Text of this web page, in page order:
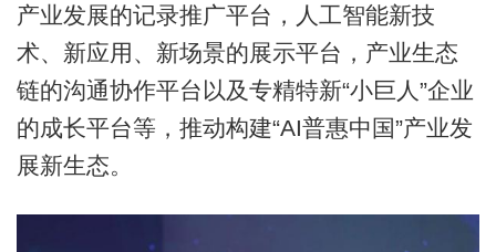
产业发展的记录推广平台，人工智能新技
术、新应用、新场景的展示平台，产业生态
链的沟通协作平台以及专精特新“小巨人”企业
的成长平台等，推动构建“AI普惠中国”产业发
展新生态。